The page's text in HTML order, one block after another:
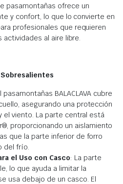
pasamontañas ofrece un
y confort, lo que lo convierte en
profesionales que requieren
al aire libre.
pasamontañas BALACLAVA cubre
asegurando una protección
el viento. La parte central está
proporcionando un aislamiento
que la parte inferior de forro
del frío.
el Uso con Casco: La parte
lo que ayuda a limitar la
usa debajo de un casco. El